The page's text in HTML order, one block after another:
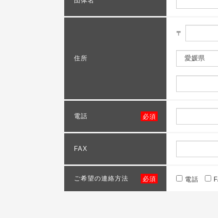
住所
〒
電話 必須
FAX
ご希望の連絡方法 必須 電話